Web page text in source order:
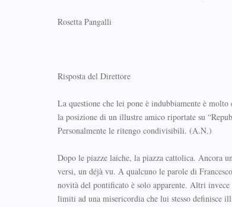
Rosetta Pangalli
Risposta del Direttore
La questione che lei pone è indubbiamente è
la posizione di un illustre amico riportate su
Personalmente le ritengo condivisibili. (A.N.)
Dopo le piazze laiche, la piazza cattolica. Ancora
versi, un déjà vu. A qualcuno le parole di
novità del pontificato è solo apparente. Altri invece
limiti ad una misericordia che lui stesso definisce